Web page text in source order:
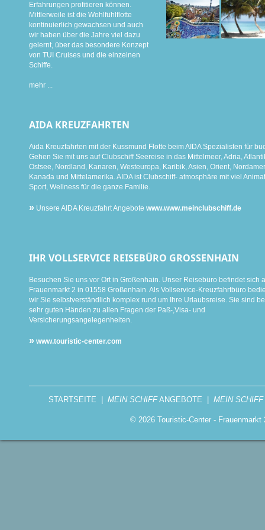
Erfahrungen profitieren können.
Mittlerweile ist die Wohlfühlflotte
kontinuierlich gewachsen und auch
wir haben über die Jahre viel dazu
gelernt, über das besondere Konzept
von TUI Cruises und die einzelnen
Schiffe.
mehr ...
AIDA KREUZFAHRTEN
Aida Kreuzfahrten mit der Kussmund Flotte beim AIDA Spezialisten für
Gehen Sie mit uns auf Clubschiff Seereise in das Mittelmeer, Adria,
Ostsee, Nordland, Kanaren, Westeuropa, Karibik, Asien, Orient,
Kanada und Mittelamerika. AIDA ist Clubschiff- atmosphäre mit viel
Sport, Wellness für die ganze Familie.
» Unsere AIDA Kreuzfahrt Angebote www.www.meinclubschiff.de
IHR VOLLSERVICE REISEBÜRO GROSSENHAIN
Besuchen Sie uns vor Ort in Großenhain. Unser Reisebüro befindet sich
Frauenmarkt 2 in 01558 Großenhain. Als Vollservice-Kreuzfahrtbüro
wir Sie selbstverständlich komplex rund um Ihre Urlaubsreise. Sie sind
sehr guten Händen zu allen Fragen der Paß-,Visa- und
Versicherungsangelegenheiten.
» www.touristic-center.com
STARTSEITE MEIN SCHIFFANGEBOTE MEIN SCHIFF
© 2026 Touristic-Center -